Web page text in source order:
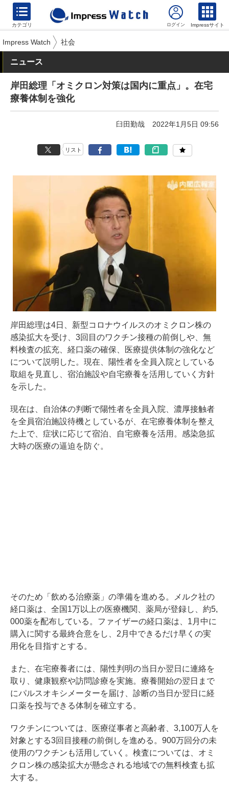
カテゴリ Impressサイト
Impress Watch 社会
ニュース
岸田総理「オミクロン対策は国内に重点」。在宅
療養体制を強化
臼田勤哉 2022年1月5日 09:56
リスト
岸田総理は4日、新型コロナウイルスのオミクロン株の
感染拡大を受け、3回目のワクチン接種の前倒しや、無
料検査の拡充、経口薬の確保、医療提供体制の強化など
について説明した。現在、陽性者を全員入院としている
取組を見直し、宿泊施設や自宅療養を活用していく方針
を示した。
現在は、自治体の判断で陽性者を全員入院、濃厚接触者
を全員宿泊施設待機としているが、在宅療養体制を整え
た上で、症状に応じて宿泊、自宅療養を活用。感染急拡
大時の医療の逼迫を防ぐ。
そのため「飲める治療薬」の準備を進める。メルク社の
経口薬は、全国1万以上の医療機関、薬局が登録し、約5,
000薬を配布している。ファイザーの経口薬は、1月中に
購入に関する最終合意をし、2月中できるだけ早くの実
用化を目指すとする。
また、在宅療養者には、陽性判明の当日か翌日に連絡を
取り、健康観察や訪問診療を実施。療養開始の翌日まで
にパルスオキシメーターを届け、診断の当日か翌日に経
口薬を投与できる体制を確立する。
ワクチンについては、医療従事者と高齢者、3,100万人を
対象とする3回目接種の前倒しを進める。900万回分の未
使用のワクチンも活用していく。検査については、オミ
クロン株の感染拡大が懸念される地域での無料検査も拡
大する。